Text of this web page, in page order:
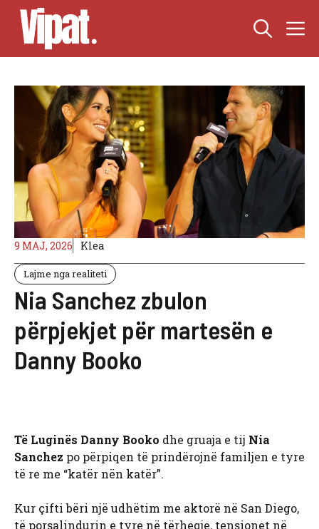
Skip
content
9 MAJ, 2026 Klea
Lajme nga realiteti
Nia Sanchez zbulon
përpjekjet për martesën e
Danny Booko
Të Luginës Danny Booko dhe gruaja e tij Nia
Sanchez po përpiqen të prindërojnë familjen e tyre
të re me “katër nën katër”.
Kur çifti bëri një udhëtim me aktorë në San Diego,
të porsalindurin e tyre në tërheqje, tensionet në